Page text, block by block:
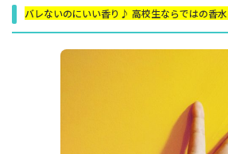
バレないのにいい香り♪ 高校生ならではの香